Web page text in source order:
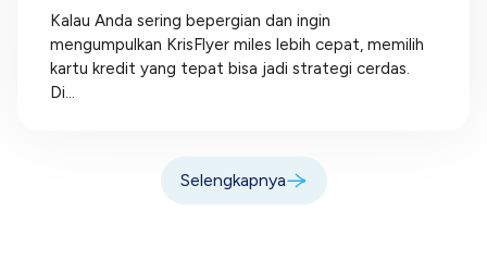
Kalau Anda sering bepergian dan ingin
mengumpulkan KrisFlyer miles lebih cepat, memilih
kartu kredit yang tepat bisa jadi strategi cerdas.
Di...
Selengkapnya